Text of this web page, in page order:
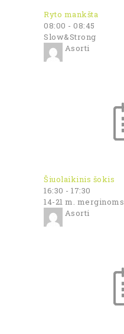
Ryto mankšta
08:00 - 08:45
Slow&Strong
Asorti
Šiuolaikinis šokis
16:30 - 17:30
14-21 m. merginoms
Asorti